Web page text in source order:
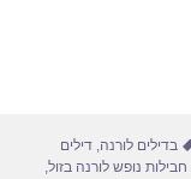
תגיות
בדילים לורנה,דילים
חבילות נופש לורנה בזול,